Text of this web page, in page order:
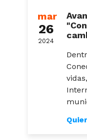
mar
26
2024